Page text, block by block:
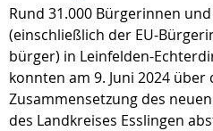
Rund 31.000 Bürgerinnen
(einschließlich der EU-
bürger) in Leinfelden-
konnten am 9. Juni 2024 über
Zusammensetzung des
des Landkreises Esslingen